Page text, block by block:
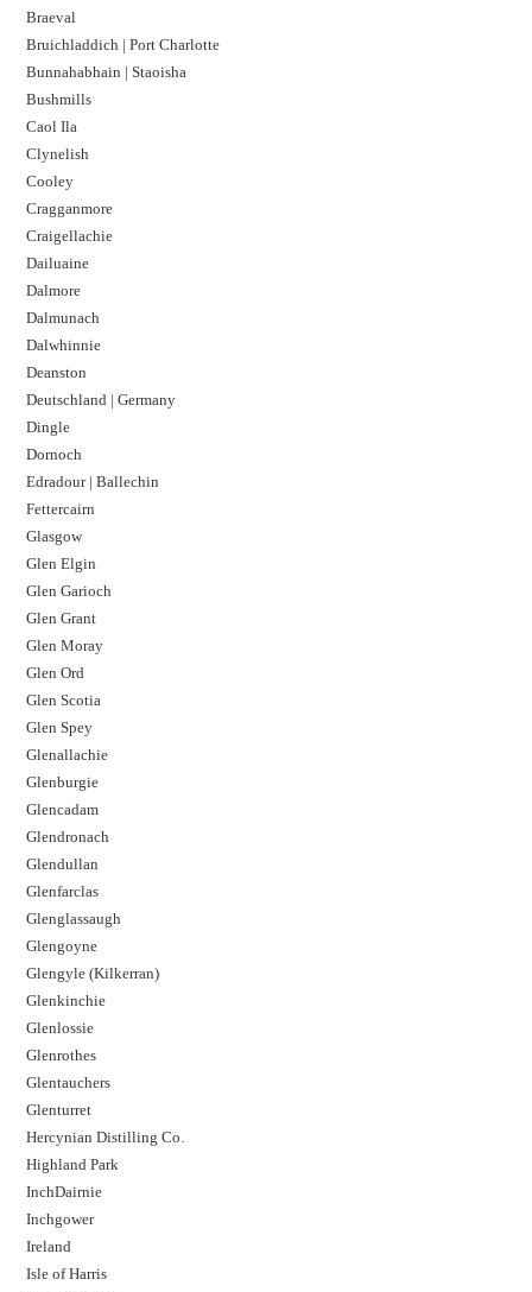
Braeval
Bruichladdich | Port Charlotte
Bunnahabhain | Staoisha
Bushmills
Caol Ila
Clynelish
Cooley
Cragganmore
Craigellachie
Dailuaine
Dalmore​
Dalmunach
Dalwhinnie
Deanston
Deutschland | Germany
Dingle
Dornoch
Edradour | Ballechin
Fettercairn
Glasgow
Glen Elgin
Glen Garioch
Glen Grant
Glen Moray
Glen Ord
Glen Scotia
Glen Spey
Glenallachie
Glenburgie
Glencadam
Glendronach
Glendullan
Glenfarclas
Glenglassaugh
Glengoyne
Glengyle (Kilkerran)
Glenkinchie
Glenlossie
Glenrothes
Glentauchers
Glenturret
Hercynian Distilling Co.
Highland Park
InchDairnie
Inchgower
Ireland
Isle of Harris